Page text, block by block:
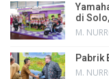
di
M.
Pabrik
M.